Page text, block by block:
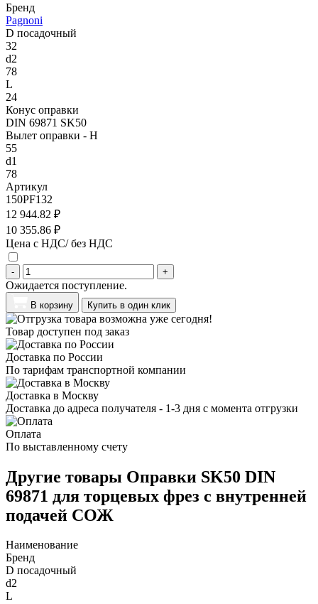
Бренд
Pagnoni
D посадочный
32
d2
78
L
24
Конус оправки
DIN 69871 SK50
Вылет оправки - H
55
d1
78
Артикул
150PF132
12 944.82 ₽
10 355.86 ₽
Цена с НДС/ без НДС
- +
Ожидается поступление.
В корзину Купить в один клик
Товар доступен под заказ
Доставка по России
По тарифам транспортной компании
Доставка в Москву
Доставка до адреса получателя - 1-3 дня с момента отгрузки
Оплата
По выставленному счету
Другие товары Оправки SK50 DIN
69871 для торцевых фрез с внутренней
подачей СОЖ
Наименование
Бренд
D посадочный
d2
L